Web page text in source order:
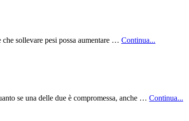
sollevare pesi possa aumentare … Continua...
se una delle due è compromessa, anche … Continua...